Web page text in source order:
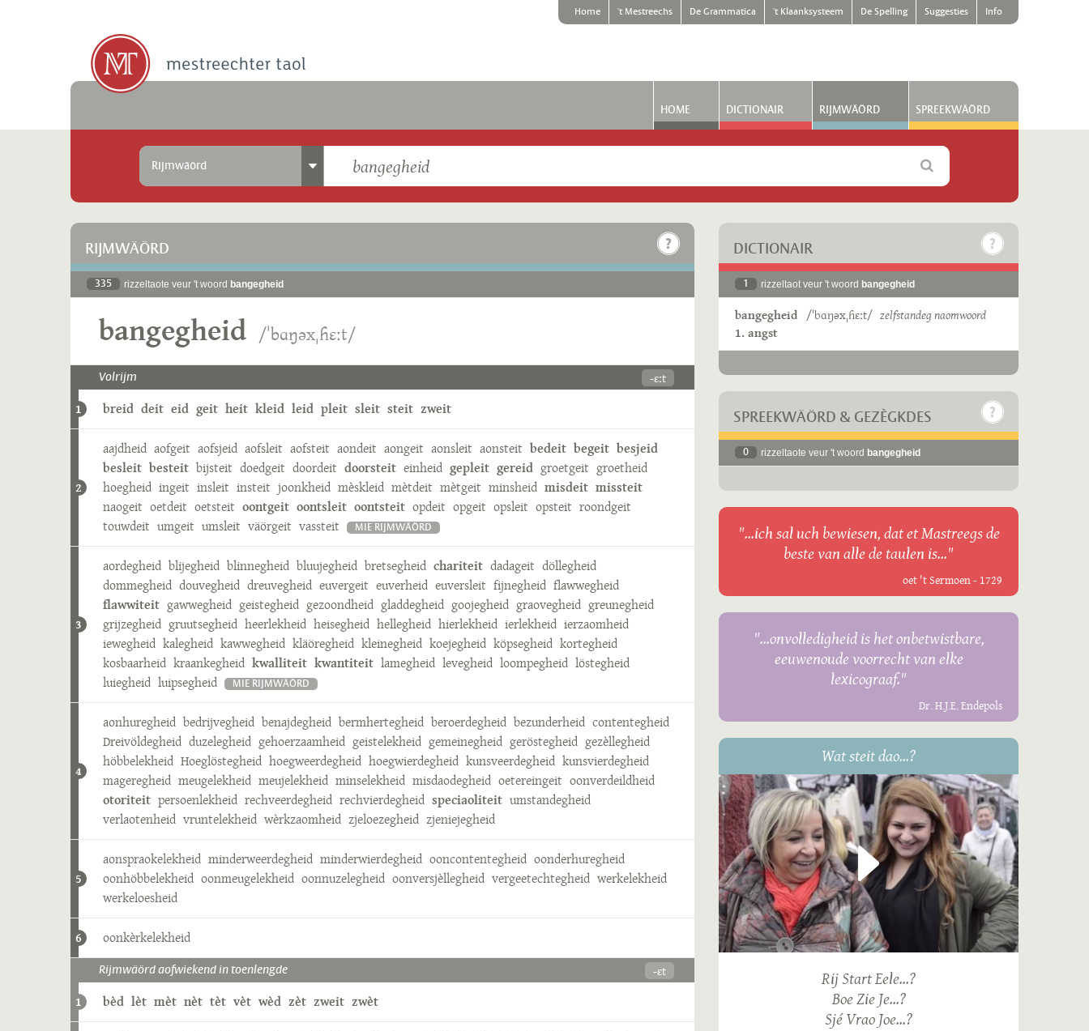
Home 't Mestreechs De Grammatica 't Klaanksysteem De Spelling Suggesties Info
HOME DICTIONAIR RIJMWÄÖRD SPREEKWÄÖRD
Rijmwäörd
RIJMWÄÖRD
335 rizzeltaote veur 't woord bangegheid
bangegheid /ˈbɑŋəxˌɦɛːt/
Volrijm -ɛːt
1 breid deit eid geit heit kleid leid pleit sleit steit zweit
2
aajdheid aofgeit aofsjeid aofsleit aofsteit aondeit aongeit aonsleit aonsteit bedeit begeit besjeid
besleit besteit bijsteit doedgeit doordeit doorsteit einheid gepleit gereid groetgeit groetheid
hoegheid ingeit insleit insteit joonkheid mèskleid mètdeit mètgeit minsheid misdeit missteit
naogeit oetdeit oetsteit oontgeit oontsleit oontsteit opdeit opgeit opsleit opsteit roondgeit
touwdeit umgeit umsleit väörgeit vassteit MIE RIJMWÄÖRD
3
aordegheid blijegheid blinnegheid bluujegheid bretsegheid chariteit dadageit döllegheid
dommegheid douvegheid dreuvegheid euvergeit euverheid euversleit fijnegheid flawwegheid
flawwiteit gawwegheid geistegheid gezoondheid gladdegheid goojegheid graovegheid greunegheid
grijzegheid gruutsegheid heerlekheid heisegheid hellegheid hierlekheid ierlekheid ierzaomheid
iewegheid kalegheid kawwegheid kläöregheid kleinegheid koejegheid köpsegheid kortegheid
kosbaarheid kraankegheid kwalliteit kwantiteit lamegheid levegheid loompegheid löstegheid
luiegheid luipsegheid MIE RIJMWÄÖRD
4
aonhuregheid bedrijvegheid benajdegheid bermhertegheid beroerdegheid bezunderheid contentegheid
Dreivöldegheid duzelegheid gehoerzaamheid geistelekheid gemeinegheid geröstegheid gezèllegheid
höbbelekheid Hoeglöstegheid hoegweerdegheid hoegwierdegheid kunsveerdegheid kunsvierdegheid
mageregheid meugelekheid meujelekheid minselekheid misdaodegheid oetereingeit oonverdeildheid
otoriteit persoenlekheid rechveerdegheid rechvierdegheid speciaoliteit umstandegheid
verlaotenheid vruntelekheid wèrkzaomheid zjeloezegheid zjeniejegheid
5
aonspraokelekheid minderweerdegheid minderwierdegheid ooncontentegheid oonderhuregheid
oonhöbbelekheid oonmeugelekheid oonnuzelegheid oonversjèllegheid vergeetechtegheid werkelekheid
werkeloesheid
6 oonkèrkelekheid
Rijmwäörd aofwiekend in toenlengde -ɛt
1 bèd lèt mèt nèt tèt vèt wèd zèt zweit zwèt
DICTIONAIR
1 rizzeltaot veur 't woord bangegheid
bangegheid /ˈbɑŋəxˌɦɛːt/ zelfstandeg naomwoord
1. angst
SPREEKWÄÖRD & GEZÈGKDES
0 rizzeltaote veur 't woord bangegheid
"...ich sal uch bewiesen, dat et Mastreegs de
beste van alle de taulen is..."
oet 't Sermoen - 1729
"...onvolledigheid is het onbetwistbare,
eeuwenoude voorrecht van elke
lexicograaf."
Dr. H.J.E. Endepols
Wat steit dao...?
Rij Start Eele...?
Boe Zie Je...?
Sjé Vrao Joe...?